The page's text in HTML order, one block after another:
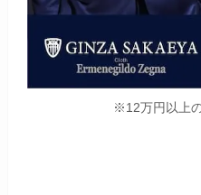
※12万円以上